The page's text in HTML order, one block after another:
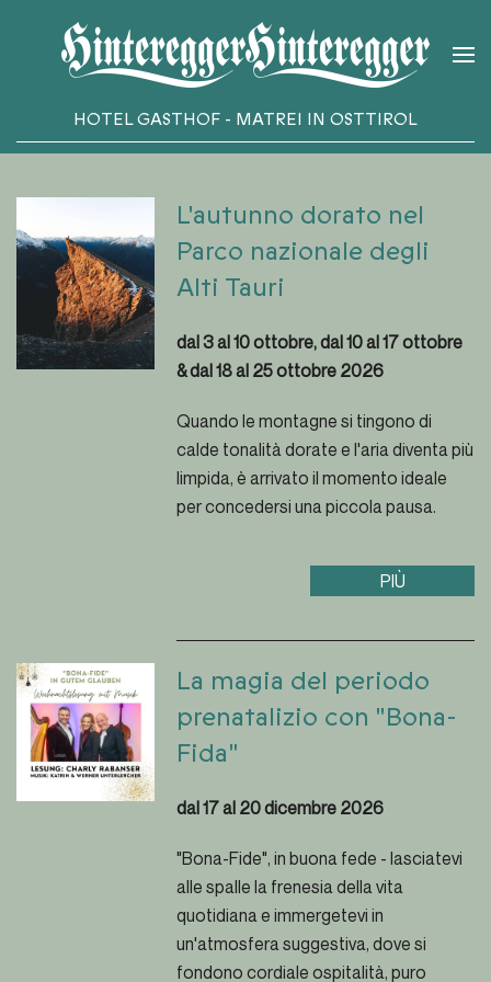
Skip to main content
HOTEL GASTHOF - MATREI IN OSTTIROL
L'autunno dorato nel
Parco nazionale degli
Alti Tauri
dal 3 al 10 ottobre, dal 10 al 17 ottobre
& dal 18 al 25 ottobre 2026
Quando le montagne si tingono di
calde tonalità dorate e l'aria diventa più
limpida, è arrivato il momento ideale
per concedersi una piccola pausa.
camera doppia a scelta
specializzati
pranzo al sacco giornaliero per la
vostra escursione
+ tassa locale
Supplemento per appartamento in
hotel su richiesta.
PIÙ
La magia del periodo
prenatalizio con "Bona-
Fida"
dal 17 al 20 dicembre 2026
"Bona-Fide", in buona fede - lasciatevi
alle spalle la frenesia della vita
quotidiana e immergetevi in
un'atmosfera suggestiva, dove si
fondono cordiale ospitalità, puro